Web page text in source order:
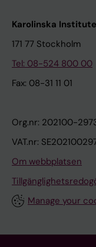
Karolinska
171 77 Stockholm
Tel: 08-524 800 00
Fax: 08-31 11 01
Org.nr: 202100-
VAT.nr:
Om webbplatsen
Manage your